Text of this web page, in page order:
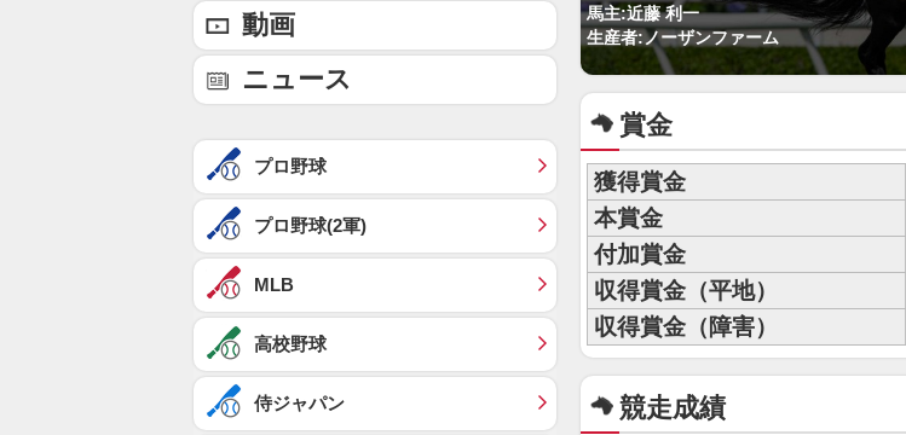
馬主:近藤 利一
生産者:ノーザンファーム
賞金
獲得賞金
本賞金
付加賞金
収得賞金（平地）
収得賞金（障害）
競走成績
動画
ニュース
プロ野球
プロ野球(2軍)
MLB
高校野球
侍ジャパン